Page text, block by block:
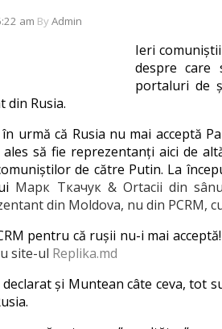
am ByAdmin
Ieri
despre care
portaluri de
din Rusia.
urmă că Rusia nu mai acceptă
să fie reprezentanți aici de
de către Putin. La
Марк Ткачук & Ortacii din
din Moldova, nu din PCRM,
pentru că rușii nu-i mai
site-ul Replika.md
și Muntean câte ceva, tot